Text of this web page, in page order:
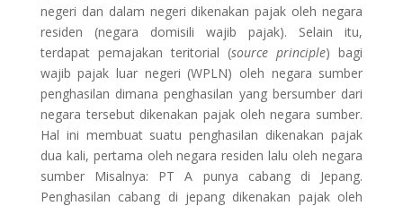
negeri dan dalam negeri dikenakan pajak oleh negara
residen (negara domisili wajib pajak). Selain itu,
terdapat pemajakan teritorial (source principle) bagi
wajib pajak luar negeri (WPLN) oleh negara sumber
penghasilan dimana penghasilan yang bersumber dari
negara tersebut dikenakan pajak oleh negara sumber.
Hal ini membuat suatu penghasilan dikenakan pajak
dua kali, pertama oleh negara residen lalu oleh negara
sumber Misalnya: PT A punya cabang di Jepang.
Penghasilan cabang di jepang dikenakan pajak oleh